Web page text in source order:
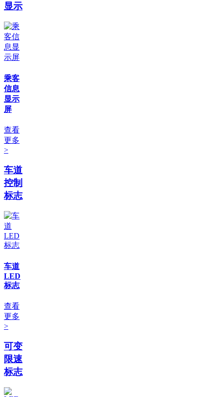
显示
乘客
信息
显示
屏
查看
更多
>
车道
控制
标志
车道
LED
标志
查看
更多
>
可变
限速
标志